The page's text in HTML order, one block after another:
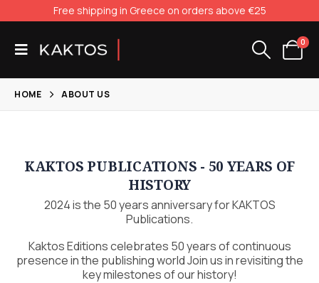
Free shipping in Greece on orders above €25
0
HOME ABOUT US
KAKTOS PUBLICATIONS - 50 YEARS OF
HISTORY
2024 is the 50 years anniversary for KAKTOS
Publications.
Kaktos Editions celebrates 50 years of continuous
presence in the publishing world Join us in revisiting the
key milestones of our history!